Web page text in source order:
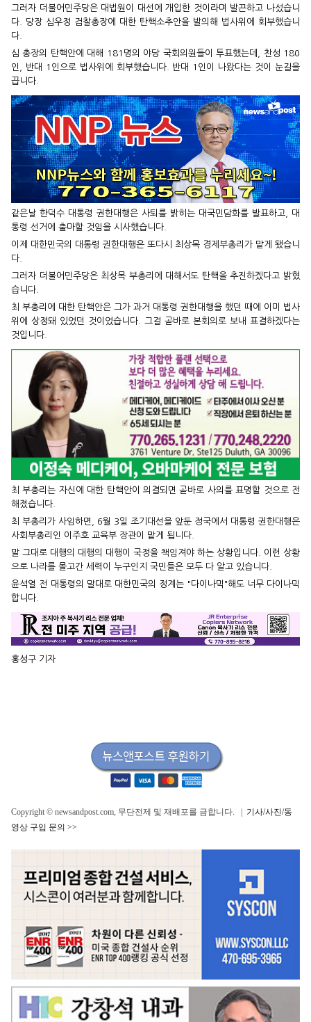
그러자 더불어민주당은 대법원이 대선에 개입한 것이라며 발끈하고 나섰습니
다. 당장 심우정 검찰총장에 대한 탄핵소추안을 발의해 법사위에 회부했습니
다.
심 총장의 탄핵안에 대해 181명의 야당 국회의원들이 투표했는데, 찬성 180
인, 반대 1인으로 법사위에 회부했습니다. 반대 1인이 나왔다는 것이 눈길을
끕니다.
같은날 한덕수 대통령 권한대행은 사퇴를 밝히는 대국민담화를 발표하고, 대
통령 선거에 출마할 것임을 시사했습니다.
이제 대한민국의 대통령 권한대행은 또다시 최상목 경제부총리가 맡게 됐습니
다.
그러자 더불어민주당은 최상목 부총리에 대해서도 탄핵을 추진하겠다고 밝혔
습니다.
최 부총리에 대한 탄핵안은 그가 과거 대통령 권한대행을 했던 때에 이미 법사
위에 상정돼 있었던 것이었습니다. 그걸 곧바로 본회의로 보내 표결하겠다는
것입니다.
최 부총리는 자신에 대한 탄핵안이 의결되면 곧바로 사의를 표명할 것으로 전
해졌습니다.
최 부총리가 사임하면, 6월 3일 조기대선을 앞둔 정국에서 대통령 권한대행은
사회부총리인 이주호 교육부 장관이 맡게 됩니다.
말 그대로 대행의 대행의 대행이 국정을 책임져야 하는 상황입니다. 이런 상황
으로 나라를 몰고간 세력이 누구인지 국민들은 모두 다 알고 있습니다.
윤석열 전 대통령의 말대로 대한민국의 정계는 "다이나믹"해도 너무 다이나믹
합니다.
홍성구 기자
Copyright © newsandpost.com, 무단전제 및 재배포를 금합니다. | 기사/사진/동
영상 구입 문의 >>